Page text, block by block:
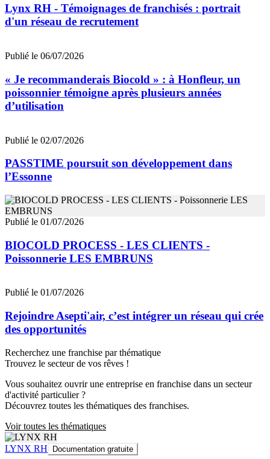
Lynx RH - Témoignages de franchisés : portrait
d'un réseau de recrutement
Publié le 06/07/2026
« Je recommanderais Biocold » : à Honfleur, un
poissonnier témoigne après plusieurs années
d’utilisation
Publié le 02/07/2026
PASSTIME poursuit son développement dans
l’Essonne
Publié le 01/07/2026
BIOCOLD PROCESS - LES CLIENTS -
Poissonnerie LES EMBRUNS
Publié le 01/07/2026
Rejoindre Asepti'air, c’est intégrer un réseau qui crée
des opportunités
Recherchez une franchise par thématique
Trouvez le secteur de vos rêves !
Vous souhaitez ouvrir une entreprise en franchise dans un secteur
d'activité particulier ?
Découvrez toutes les thématiques des franchises.
Voir toutes les thématiques
LYNX RH Documentation gratuite